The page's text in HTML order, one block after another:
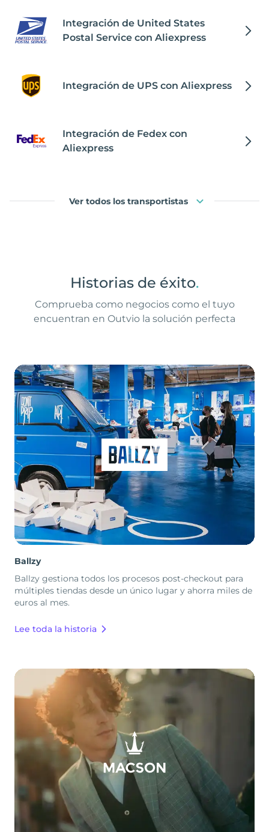
Integración de United States
Postal Service con Aliexpress
Integración de UPS con Aliexpress
Integración de Fedex con
Aliexpress
Ver todos los transportistas
Historias de éxito.
Comprueba como negocios como el tuyo
encuentran en Outvio la solución perfecta
Ballzy
Ballzy gestiona todos los procesos post-checkout para
múltiples tiendas desde un único lugar y ahorra miles de
euros al mes.
Lee toda la historia